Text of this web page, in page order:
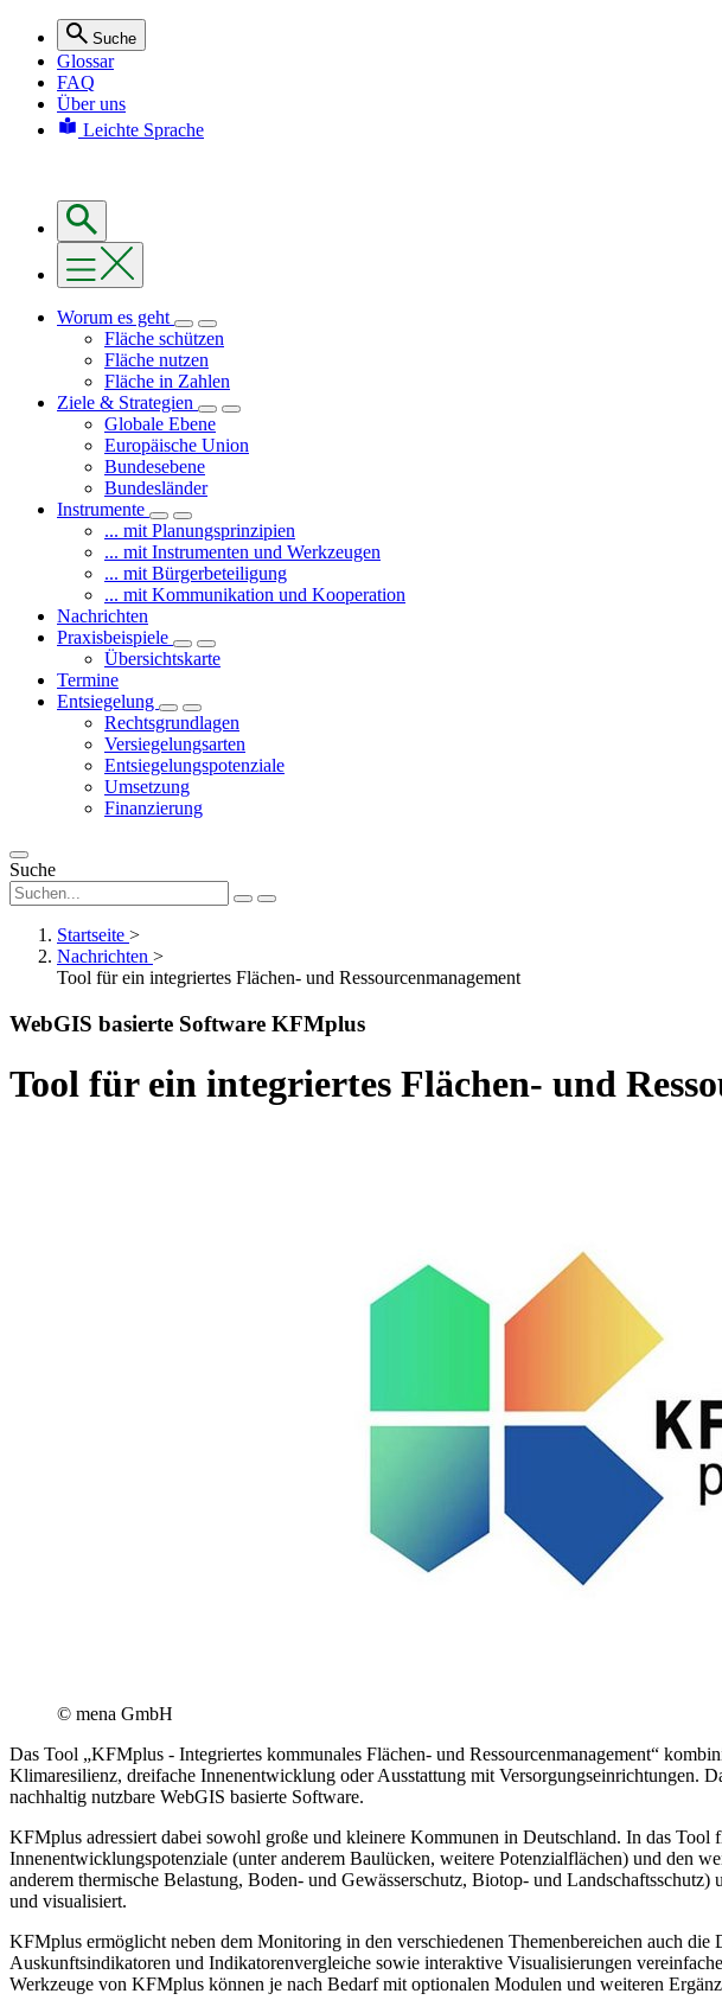
Suche
Glossar
FAQ
Über uns
Leichte Sprache
Worum es geht
Fläche schützen
Fläche nutzen
Fläche in Zahlen
Ziele & Strategien
Globale Ebene
Europäische Union
Bundesebene
Bundesländer
Instrumente
... mit Planungsprinzipien
... mit Instrumenten und Werkzeugen
... mit Bürgerbeteiligung
... mit Kommunikation und Kooperation
Nachrichten
Praxisbeispiele
Übersichtskarte
Termine
Entsiegelung
Rechtsgrundlagen
Versiegelungsarten
Entsiegelungspotenziale
Umsetzung
Finanzierung
Suche
Startseite >
Nachrichten >
Tool für ein integriertes Flächen- und Ressourcenmanagement
WebGIS basierte Software KFMplus
Tool für ein integriertes Flächen- und
© mena GmbH
Das Tool „KFMplus - Integriertes kommunales Flächen- und Ressourcenmanagement“
Klimaresilienz, dreifache Innenentwicklung oder Ausstattung mit Versorgungseinrichtungen.
nachhaltig nutzbare WebGIS basierte Software.
KFMplus adressiert dabei sowohl große und kleinere Kommunen in Deutschland. In das
Innenentwicklungspotenziale (unter anderem Baulücken, weitere Potenzialflächen) und den
anderem thermische Belastung, Boden- und Gewässerschutz, Biotop- und
und visualisiert.
KFMplus ermöglicht neben dem Monitoring in den verschiedenen Themenbereichen auch
Auskunftsindikatoren und Indikatorenvergleiche sowie interaktive Visualisierungen
Werkzeuge von KFMplus können je nach Bedarf mit optionalen Modulen und weiteren